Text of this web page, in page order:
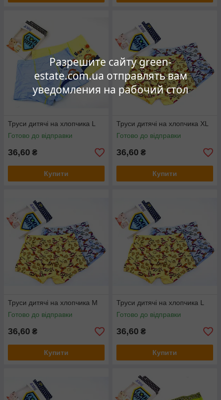
Разрешите сайту green-
estate.com.ua отправлять вам
уведомления на рабочий стол
Труси дитячі на хлопчика L
Готово до відправки
36,60 ₴
Купити
Труси дитячі на хлопчика XL
Готово до відправки
36,60 ₴
Купити
Труси дитячі на хлопчика М
Готово до відправки
36,60 ₴
Купити
Труси дитячі на хлопчика L
Готово до відправки
36,60 ₴
Купити